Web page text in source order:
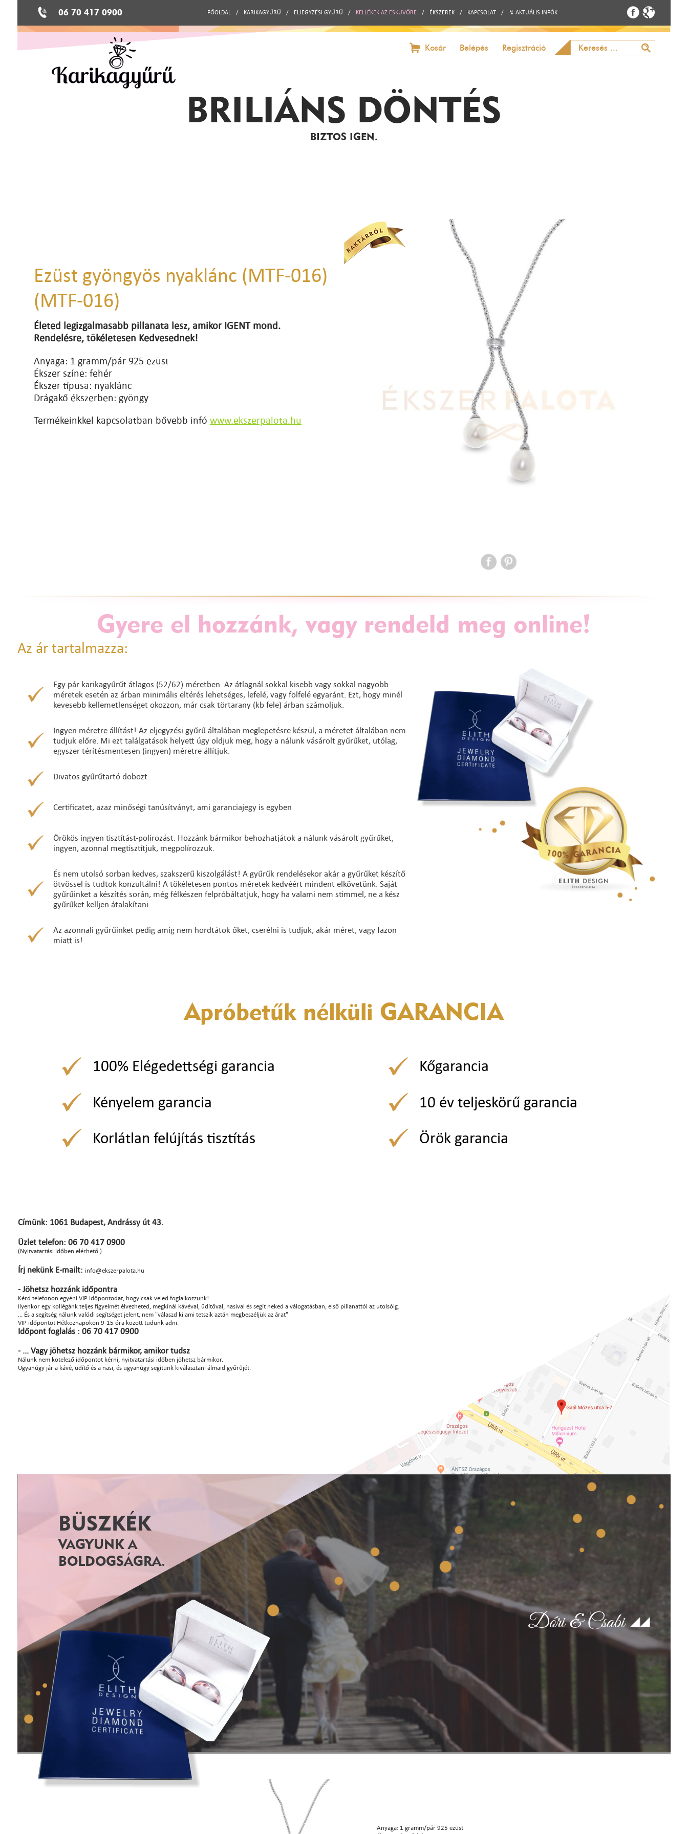
06 70 417 0900 FŐOLDAL / KARIKAGYŰRŰ / ELJEGYZÉSI GYŰRŰ / KELLÉKEK AZ ESKÜVŐRE / ÉKSZEREK / KAPCSOLAT / ↯ AKTUÁLIS INFÓK
Kosár Belépés Regisztráció
BRILIÁNS DÖNTÉS
BIZTOS IGEN.
Ezüst gyöngyös nyaklánc (MTF-016)
(MTF-016)
Életed legizgalmasabb pillanata lesz, amikor IGENT mond.
Rendelésre, tökéletesen Kedvesednek!
Anyaga: 1 gramm/pár 925 ezüst
Ékszer színe: fehér
Ékszer típusa: nyaklánc
Drágakő ékszerben: gyöngy
Termékeinkkel kapcsolatban bővebb infó www.ekszerpalota.hu
Gyere el hozzánk, vagy rendeld meg online!
Az ár tartalmazza:
Egy pár karikagyűrűt átlagos (52/62) méretben. Az átlagnál sokkal kisebb vagy sokkal nagyobb
méretek esetén az árban minimális eltérés lehetséges, lefelé, vagy fölfelé egyaránt. Ezt, hogy minél
kevesebb kellemetlenséget okozzon, már csak törtarany (kb fele) árban számoljuk.
Ingyen méretre állítást! Az eljegyzési gyűrű általában meglepetésre készül, a méretet általában nem
tudjuk előre. Mi ezt találgatások helyett úgy oldjuk meg, hogy a nálunk vásárolt gyűrűket, utólag,
egyszer térítésmentesen (ingyen) méretre állítjuk.
Divatos gyűrűtartó dobozt
Certificatet, azaz minőségi tanúsítványt, ami garanciajegy is egyben
Örökös ingyen tisztítást-polírozást. Hozzánk bármikor behozhatjátok a nálunk vásárolt gyűrűket,
ingyen, azonnal megtisztítjuk, megpolírozzuk.
És nem utolsó sorban kedves, szakszerű kiszolgálást! A gyűrűk rendelésekor akár a gyűrűket készítő
ötvössel is tudtok konzultálni! A tökéletesen pontos méretek kedvéért mindent elkövetünk. Saját
gyűrűinket a készítés során, még félkészen felpróbáltatjuk, hogy ha valami nem stimmel, ne a kész
gyűrűket kelljen átalakítani.
Az azonnali gyűrűinket pedig amíg nem hordtátok őket, cserélni is tudjuk, akár méret, vagy fazon
miatt is!
Apróbetűk nélküli GARANCIA
100% Elégedettségi garancia
Kényelem garancia
Korlátlan felújítás tisztítás
Kőgarancia
10 év teljeskörű garancia
Örök garancia
Címünk: 1061 Budapest, Andrássy út 43.
Üzlet telefon: 06 70 417 0900
(Nyitvatartási időben elérhető.)
Írj nekünk E-mailt: info@ekszerpalota.hu
- Jöhetsz hozzánk időpontra
Kérd telefonon egyéni VIP időpontodat, hogy csak veled foglalkozzunk!
Ilyenkor egy kollégánk teljes figyelmét élvezheted, megkínál kávéval, üdítőval, nasival és segít neked a válogatásban, első pillanattól az utolsóig.
... És a segítség nálunk valódi segítséget jelent, nem "válaszd ki ami tetszik aztán megbeszéljük az árat"
VIP időpontot Hétköznapokon 9-15 óra között tudunk adni.
Időpont foglalás : 06 70 417 0900
- ... Vagy jöhetsz hozzánk bármikor, amikor tudsz
Nálunk nem kötelező időpontot kérni, nyitvatartási időben jöhetsz bármikor.
Ugyanúgy jár a kávé, üdítő és a nasi, és ugyanúgy segítünk kiválasztani álmaid gyűrűjét.
BÜSZKÉK
VAGYUNK A
BOLDOGSÁGRA.
Dóri & Csabi
Anyaga: 1 gramm/pár 925 ezüst